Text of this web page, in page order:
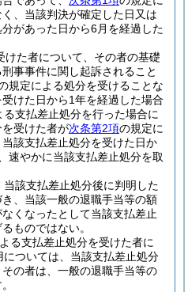
、当該判決が確定した日又は
があった日から6月を経過した
けた者について、その者の基礎
事事件に関し起訴されること
規定による処分を受けることな
けた日から1年を経過した場合
る支払差止処分を行った場合に
受けた者が次条第2項の規定に
該支払差止処分を受けた日か
速やかに当該支払差止処分を取
該支払差止処分後に判明した
、当該一般の退職手当等の額
くなったとして当該支払差止
ものではない。
る支払差止処分を受けた者に
については、当該支払差止処分
の者は、一般の退職手当等の